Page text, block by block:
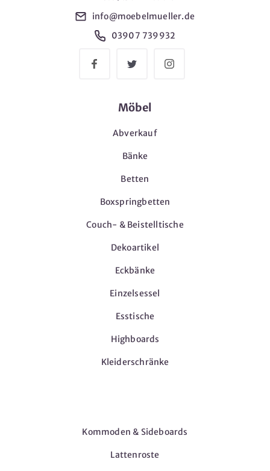
info@moebelmueller.de
03907 739932
Möbel
Abverkauf
Bänke
Betten
Boxspringbetten
Couch- & Beistelltische
Dekoartikel
Eckbänke
Einzelsessel
Esstische
Highboards
Kleiderschränke
Kommoden & Sideboards
Lattenroste